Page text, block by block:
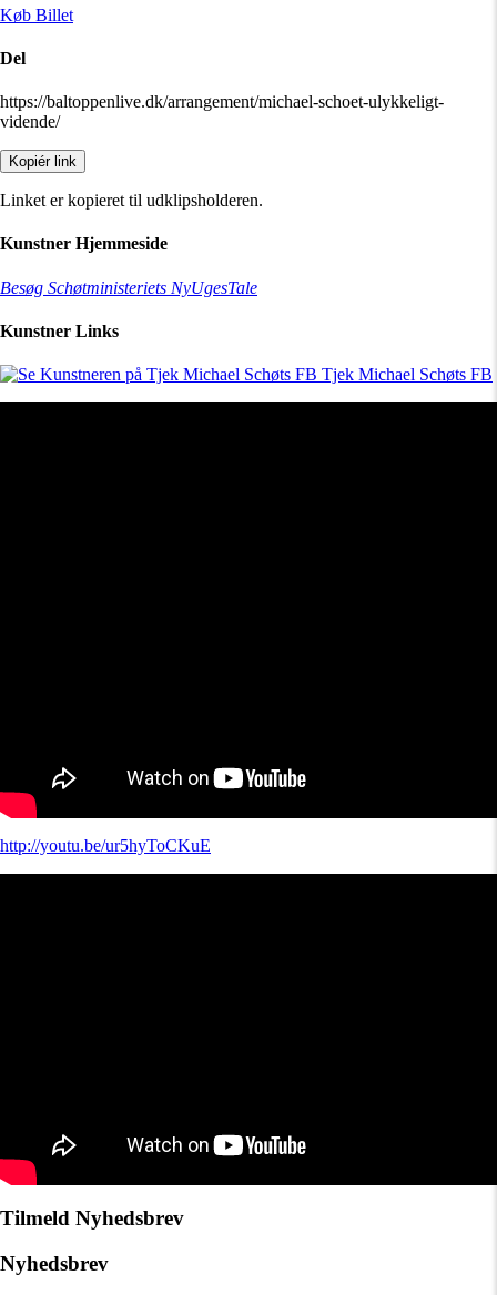
Køb Billet
Del
https://baltoppenlive.dk/arrangement/michael-schoet-ulykkeligt-
vidende/
Kopiér link
Linket er kopieret til udklipsholderen.
Kunstner Hjemmeside
Besøg Schøtministeriets NyUgesTale
Kunstner Links
Tjek Michael Schøts FB
http://youtu.be/ur5hyToCKuE
Tilmeld Nyhedsbrev
Nyhedsbrev